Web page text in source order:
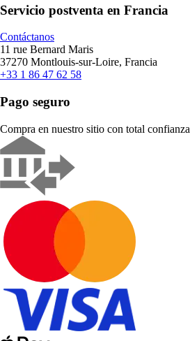
Servicio postventa en Francia
Contáctanos
11 rue Bernard Maris
37270 Montlouis-sur-Loire, Francia
+33 1 86 47 62 58
Pago seguro
Compra en nuestro sitio con total confianza